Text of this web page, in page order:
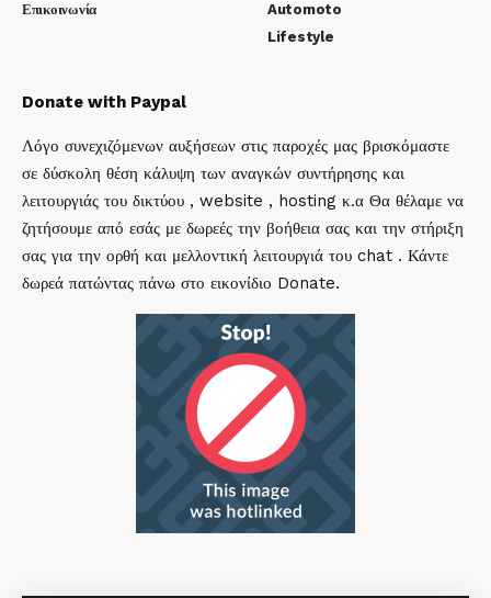
Επικοινωνία
Automoto
Lifestyle
Donate with Paypal
Λόγο συνεχιζόμενων αυξήσεων στις παροχές μας βρισκόμαστε
σε δύσκολη θέση κάλυψη των αναγκών συντήρησης και
λειτουργιάς του δικτύου , website , hosting κ.α Θα θέλαμε να
ζητήσουμε από εσάς με δωρεές την βοήθεια σας και την στήριξη
σας για την ορθή και μελλοντική λειτουργιά του chat . Κάντε
δωρεά πατώντας πάνω στο εικονίδιο Donate.